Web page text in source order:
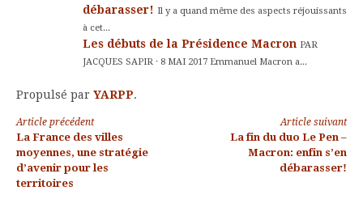
débarasser! Il y a quand même des aspects réjouissants
à cet...
Les débuts de la Présidence Macron PAR
JACQUES SAPIR · 8 MAI 2017 Emmanuel Macron a...
Propulsé par YARPP.
Lire
la
suite
Article précédent
La France des villes
moyennes, une stratégie
d’avenir pour les
territoires
Article suivant
La fin du duo Le Pen –
Macron: enfin s’en
débarasser!